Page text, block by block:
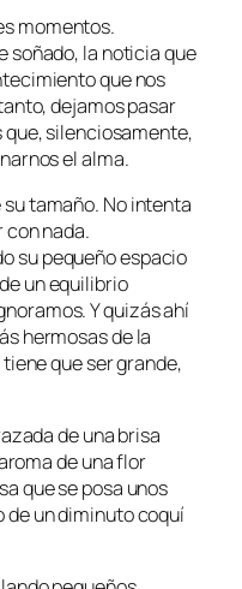
momentos.
soñado, la noticia que
que nos
dejamos pasar
silenciosamente,
el alma.
tamaño. No intenta
nada.
su pequeño espacio
un equilibrio
Y quizás ahí
hermosas de la
que ser grande,
de una brisa
de una flor
que se posa unos
de un diminuto coquí